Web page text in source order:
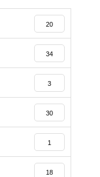
20
34
3
30
1
18